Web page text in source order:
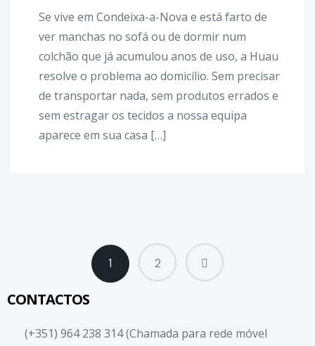
Se vive em Condeixa-a-Nova e está farto de
ver manchas no sofá ou de dormir num
colchão que já acumulou anos de uso, a Huau
resolve o problema ao domicílio. Sem precisar
de transportar nada, sem produtos errados e
sem estragar os tecidos a nossa equipa
aparece em sua casa […]
1 2
CONTACTOS
(+351) 964 238 314 (Chamada para rede móvel